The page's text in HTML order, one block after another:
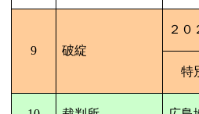
9 破綻
２０
特